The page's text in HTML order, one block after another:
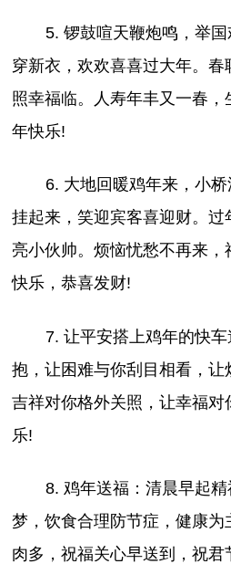
5. 锣鼓喧天鞭炮鸣，举
穿新衣，欢欢喜喜过大年。
照幸福临。人寿年丰又一春
年快乐!
6. 大地回暖鸡年来，小
挂起来，笑迎宾客喜迎财。
亮小伙帅。烦恼忧愁不再来
快乐，恭喜发财!
7. 让平安搭上鸡年的快
抱，让困难与你刮目相看，
吉祥对你格外关照，让幸福
乐!
8. 鸡年送福：清晨早起
梦，饮食合理防节症，健康
肉多，祝福关心早送到，祝